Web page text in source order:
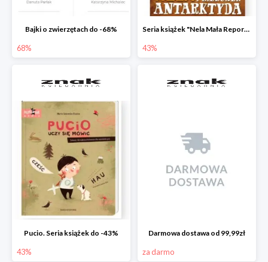
Bajki o zwierzętach do -68%
68%
Seria książek "Nela Mała Reporterka" do -43%
43%
Pucio. Seria książek do -43%
43%
Darmowa dostawa od 99,99zł
za darmo